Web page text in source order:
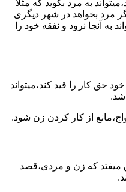
به مرد بگوید که مثلا
مرد بخواهد در شهر دیگری
به آنجا نرود و نفقه خود را
حق کار را قید کند،میتواند
از کار کردن زن شود.
میفتد که زن و مردی،قصد